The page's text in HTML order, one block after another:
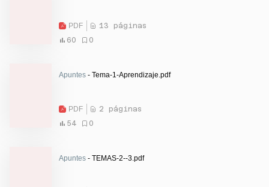
PDF
13 páginas
60
0
Apuntes - Tema-1-Aprendizaje.pdf
PDF
2 páginas
54
0
Apuntes - TEMAS-2--3.pdf